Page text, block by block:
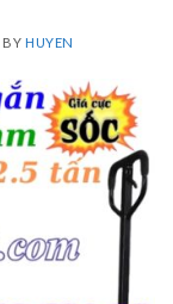
BY HUYEN